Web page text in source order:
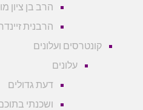
הרב בן ציון מוצפי שו"ת
הרבנית זיינדר שו"ת
קונטרסים ועלונים
דעת גדולים
ושכנתי בתוכם